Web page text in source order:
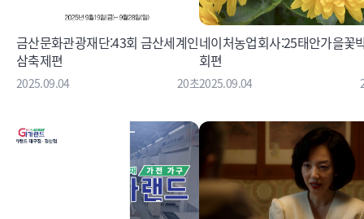
금산문화관광재단:43회 금산세계인
삼축제편
2025.09.04 20초
네이처농업회사:25태안가을꽃
회편
2025.09.04